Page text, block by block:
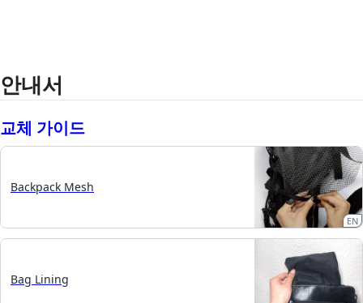
안내서
교체 가이드
Backpack Mesh
EN
Bag Lining